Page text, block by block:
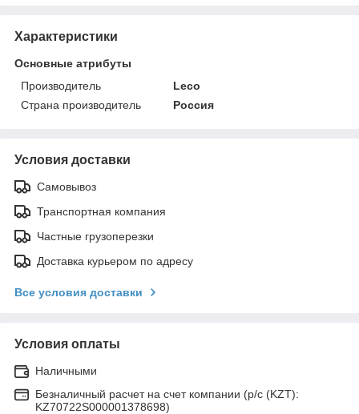
Характеристики
Основные атрибуты
Производитель
Leco
Страна производитель
Россия
Условия доставки
Самовывоз
Транспортная компания
Частные грузоперезки
Доставка курьером по адресу
Все условия доставки
Условия оплаты
Наличными
Безналичный расчет на счет компании (р/с (KZT):
KZ70722S000001378698)